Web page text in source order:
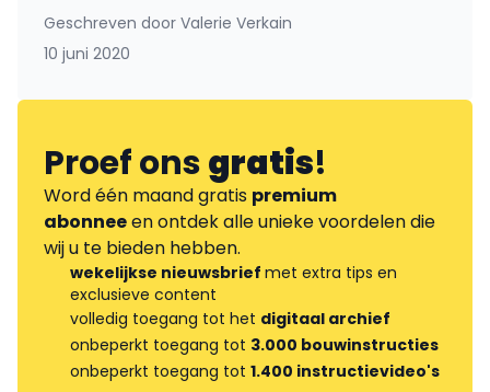
Geschreven door Valerie Verkain
10 juni 2020
Proef onsgratis!
Word één maand gratis premium
abonneeen ontdek alle unieke voordelen die
wij u te bieden hebben.
wekelijkse nieuwsbrief met extra tips en
exclusieve content
volledig toegang tot het digitaal archief
onbeperkt toegang tot 3.000 bouwinstructies
onbeperkt toegang tot 1.400 instructievideo's